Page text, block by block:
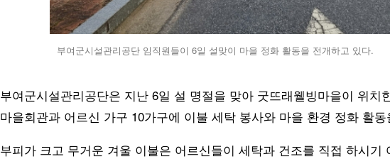
부여군시설관리공단 임직원들이 6일 설맞이 마을 정화 활동을 전개하고 있다.
부여군시설관리공단은 지난 6일 설 명절을 맞아 굿뜨래웰빙마을이 위치
마을회관과 어르신 가구 10가구에 이불 세탁 봉사와 마을 환경 정화 활
부피가 크고 무거운 겨울 이불은 어르신들이 세탁과 건조를 직접 하시기